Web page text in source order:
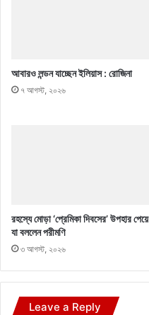
আবারও লন্ডন যাচ্ছেন ইলিয়াস : রোজিনা
৭ আগস্ট, ২০২৬
রহস্যে মোড়া ‘প্রেমিকা দিবসের’ উপহার পেয়ে
যা বললেন পরীমণি
৩ আগস্ট, ২০২৬
Leave a Reply